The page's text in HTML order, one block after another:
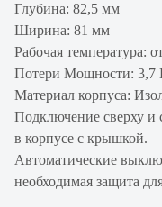
Глубина: 82,5 мм
Ширина: 81 мм
Рабочая температура:
Потери Мощности: 3,7
Материал корпуса:
Подключение сверху и
в корпусе с крышкой.
Автоматические
необходимая защита